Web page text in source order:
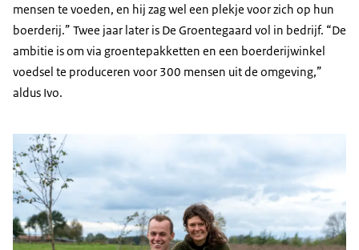
mensen te voeden, en hij zag wel een plekje voor zich op hun
boerderij.” Twee jaar later is De Groentegaard vol in bedrijf. “De
ambitie is om via groentepakketten en een boerderijwinkel
voedsel te produceren voor 300 mensen uit de omgeving,”
aldus Ivo.